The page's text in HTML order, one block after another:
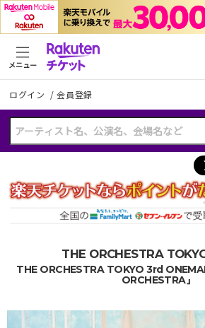
ログイン /会員登録
メニュー
THE ORCHESTRA
THE ORCHESTRA TOKYO 3rd
ORCHESTRA』